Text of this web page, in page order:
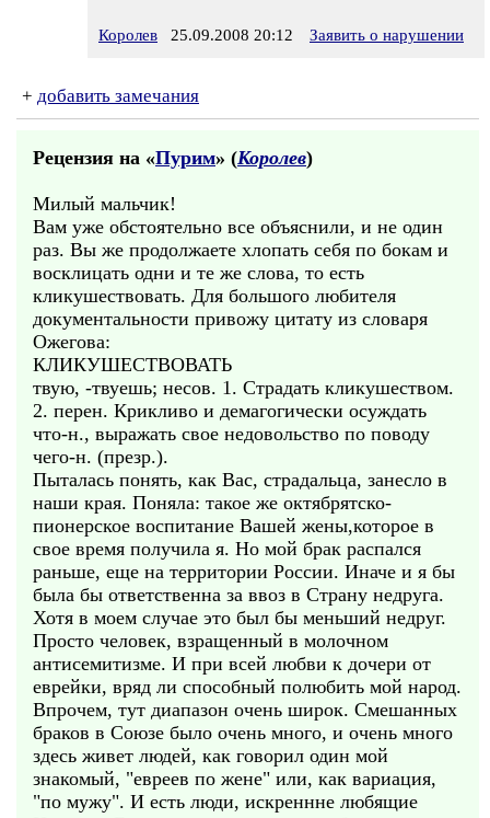
Королев 25.09.2008 20:12 Заявить о нарушении
+ добавить замечания
Рецензия на «Пурим» (Королев)
Милый мальчик!
Вам уже обстоятельно все объяснили, и не один
раз. Вы же продолжаете хлопать себя по бокам и
восклицать одни и те же слова, то есть
кликушествовать. Для большого любителя
документальности привожу цитату из словаря
Ожегова:
КЛИКУШЕСТВОВАТЬ
твую, -твуешь; несов. 1. Страдать кликушеством.
2. перен. Крикливо и демагогически осуждать
что-н., выражать свое недовольство по поводу
чего-н. (презр.).
Пыталась понять, как Вас, страдальца, занесло в
наши края. Поняла: такое же октябрятско-
пионерское воспитание Вашей жены,которое в
свое время получила я. Но мой брак распался
раньше, еще на территории России. Иначе и я бы
была бы ответственна за ввоз в Страну недруга.
Хотя в моем случае это был бы меньший недруг.
Просто человек, взращенный в молочном
антисемитизме. И при всей любви к дочери от
еврейки, вряд ли способный полюбить мой народ.
Впрочем, тут диапазон очень широк. Смешанных
браков в Союзе было очень много, и очень много
здесь живет людей, как говорил один мой
знакомый, "евреев по жене" или, как вариация,
"по мужу". И есть люди, искреннне любящие